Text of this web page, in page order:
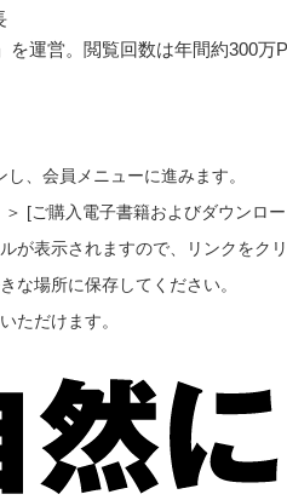
を運営。閲覧回数は年間約300
、会員メニューに進みます。
[ご購入電子書籍およびダウンロ
が表示されますので、リンクをク
な場所に保存してください。
ただけます。